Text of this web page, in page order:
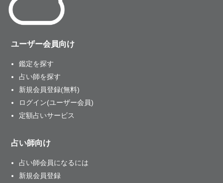
ユーザー会員向け
鑑定を探す
占い師を探す
新規会員登録(無料)
ログイン(ユーザー会員)
定額占いサービス
占い師向け
占い師会員になるには
新規会員登録